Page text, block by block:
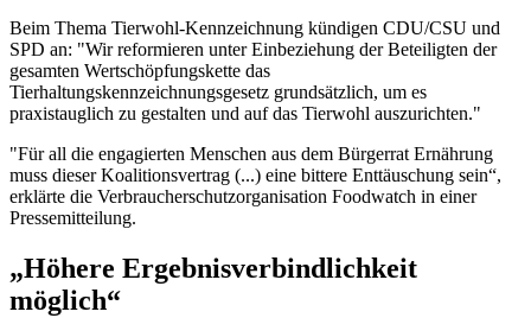
Beim Thema Tierwohl-Kennzeichnung kündigen CDU/CSU und
SPD an: "Wir reformieren unter Einbeziehung der Beteiligten der
gesamten Wertschöpfungskette das
Tierhaltungskennzeichnungsgesetz grundsätzlich, um es
praxistauglich zu gestalten und auf das Tierwohl auszurichten."
"Für all die engagierten Menschen aus dem Bürgerrat Ernährung
muss dieser Koalitionsvertrag (...) eine bittere Enttäuschung sein“,
erklärte die Verbraucherschutzorganisation Foodwatch in einer
Pressemitteilung.
„Höhere Ergebnisverbindlichkeit
möglich“